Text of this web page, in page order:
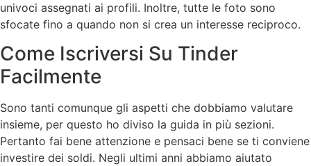
univoci assegnati ai profili. Inoltre, tutte le foto sono
sfocate fino a quando non si crea un interesse reciproco.
Come Iscriversi Su Tinder
Facilmente
Sono tanti comunque gli aspetti che dobbiamo valutare
insieme, per questo ho diviso la guida in più sezioni.
Pertanto fai bene attenzione e pensaci bene se ti conviene
investire dei soldi. Negli ultimi anni abbiamo aiutato